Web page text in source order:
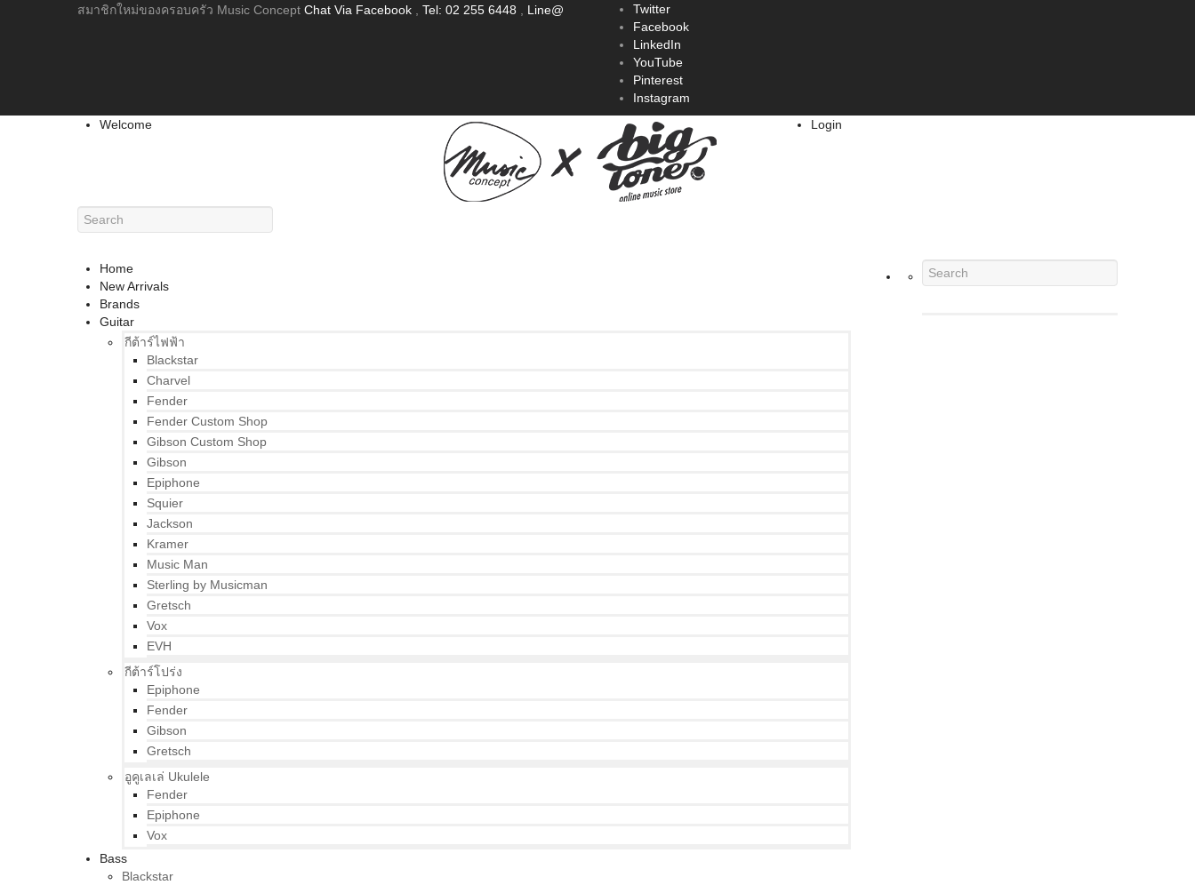
สมาชิกใหม่ของครอบครัว Music Concept Chat Via Facebook Tel: 02 255 6448 Line@
Twitter
Facebook
LinkedIn
YouTube
Pinterest
Instagram
Welcome
Login
Home
New Arrivals
Brands
Guitar
กีต้าร์ไฟฟ้า
Blackstar
Charvel
Fender
Fender Custom Shop
Gibson Custom Shop
Gibson
Epiphone
Squier
Jackson
Kramer
Music Man
Sterling by Musicman
Gretsch
Vox
EVH
กีต้าร์โปร่ง
Epiphone
Fender
Gibson
Gretsch
อูคูเลเล่ Ukulele
Fender
Epiphone
Vox
Bass
Blackstar